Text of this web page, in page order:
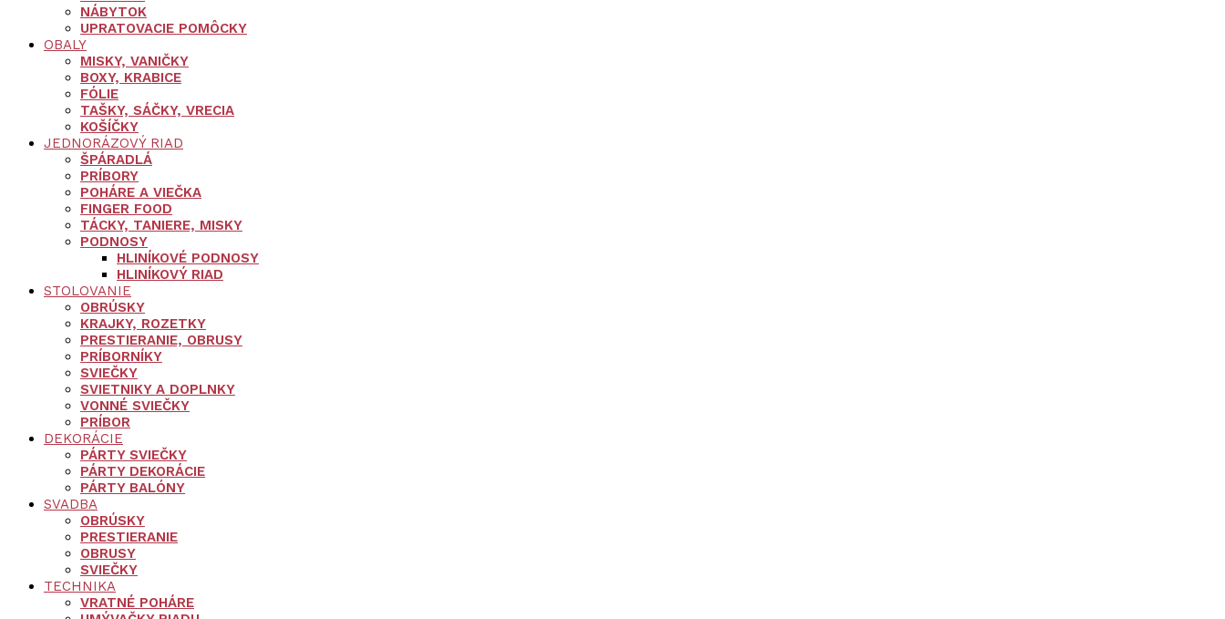
NÁBYTOK
UPRATOVACIE POMÔCKY
OBALY
MISKY, VANIČKY
BOXY, KRABICE
FÓLIE
TAŠKY, SÁČKY, VRECIA
KOŠÍČKY
JEDNORÁZOVÝ RIAD
ŠPÁRADLÁ
PRÍBORY
POHÁRE A VIEČKA
FINGER FOOD
TÁCKY, TANIERE, MISKY
PODNOSY
HLINÍKOVÉ PODNOSY
HLINÍKOVÝ RIAD
STOLOVANIE
OBRÚSKY
KRAJKY, ROZETKY
PRESTIERANIE, OBRUSY
PRÍBORNÍKY
SVIEČKY
SVIETNIKY A DOPLNKY
VONNÉ SVIEČKY
PRÍBOR
DEKORÁCIE
PÁRTY SVIEČKY
PÁRTY DEKORÁCIE
PÁRTY BALÓNY
SVADBA
OBRÚSKY
PRESTIERANIE
OBRUSY
SVIEČKY
TECHNIKA
VRATNÉ POHÁRE